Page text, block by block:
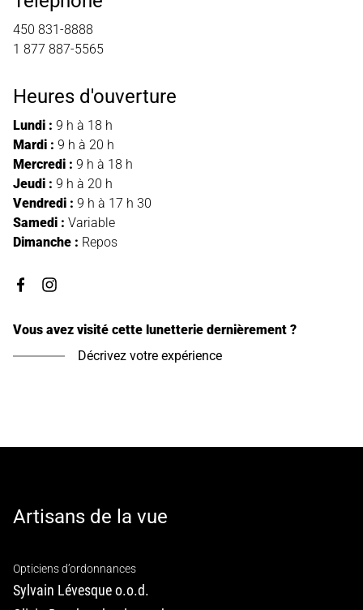
450 831-8888
1 877 887-5565
Heures d'ouverture
Lundi : 9 h à 18 h
Mardi : 9 h à 20 h
Mercredi : 9 h à 18 h
Jeudi : 9 h à 20 h
Vendredi : 9 h à 17 h 30
Samedi : Variable
Dimanche : Repos
Vous avez visité cette lunetterie dernièrement ?
Décrivez votre expérience
Artisans de la vue
Opticiens d’ordonnances
Sylvain Lévesque o.o.d.